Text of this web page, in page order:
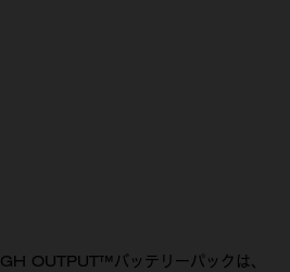
OUTPUT™バッテリーパックは、